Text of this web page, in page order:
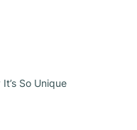
So Unique